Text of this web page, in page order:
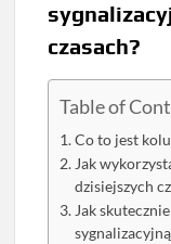
czasach?
Table of
Co to jest
Jak
dzisiejszych
Jak